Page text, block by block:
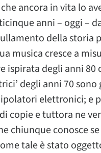
ancora in vita lo
anni – oggi –
della storia
musica cresce a
ispirata degli anni
degli anni 70
elettronici; e
copie e tuttora ne
chiunque conosce
tale è stato